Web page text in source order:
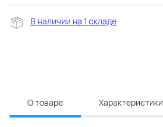
В наличии на 1 складе
О товаре Характеристики